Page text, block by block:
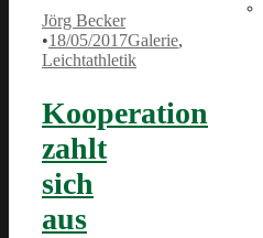
Jörg Becker
•18/05/2017Galerie,
Leichtathletik
Kooperation
zahlt
sich
aus